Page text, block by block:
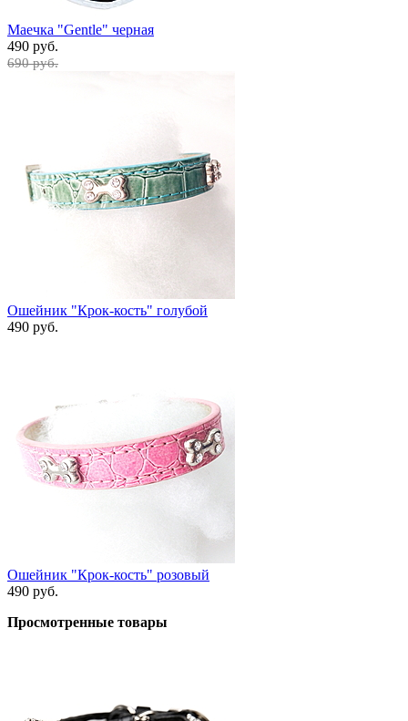
Маечка "Gentle" черная
490 руб.
690 руб.
Ошейник "Крок-кость" голубой
490 руб.
Ошейник "Крок-кость" розовый
490 руб.
Просмотренные товары